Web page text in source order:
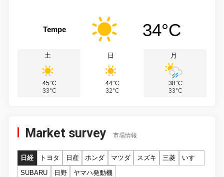
Tempe 34°C
土
45°C
33°C
日
44°C
32°C
月
38°C
33°C
Market survey 市場情報
日経 トヨタ 日産 ホンダ マツダ スズキ 三菱
いすゞ
SUBARU
日野 ヤマハ発動機